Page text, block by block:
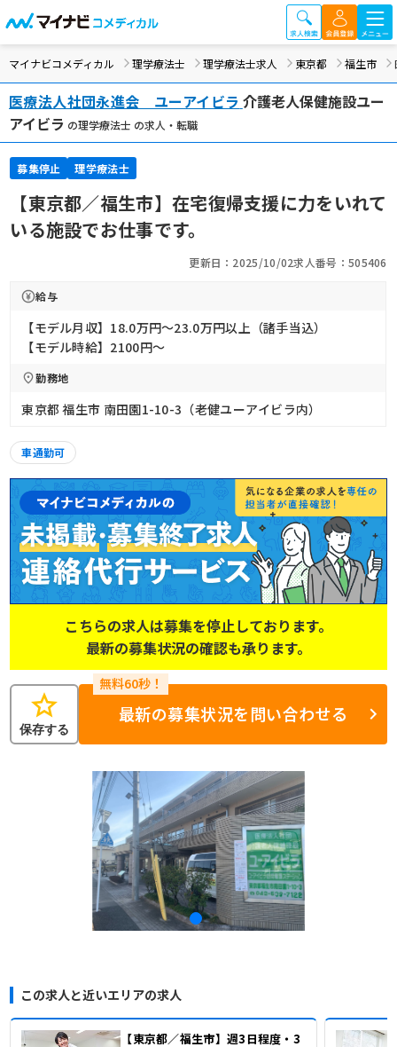
マイナビコメディカル 理学療法士 理学療法士求人 東京都 福生市
医療法人社団永進会 ユーアイビラ 介護老人保健施設ユー
アイビラ の理学療法士 の求人・転職
募集停止 理学療法士
【東京都／福生市】在宅復帰支援に力をいれて
いる施設でお仕事です。
更新日：2025/10/02求人番号：505406
給与
【モデル月収】18.0万円〜23.0万円以上（諸手当込）
【モデル時給】2100円〜
勤務地
東京都 福生市 南田園1-10-3（老健ユーアイビラ内）
車通勤可
こちらの求人は募集を停止しております。
最新の募集状況の確認も承ります。
star
保存する
最新の募集状況を問い合わせる
この求人と近いエリアの求人
【東京都／福生市】週3日程度・3